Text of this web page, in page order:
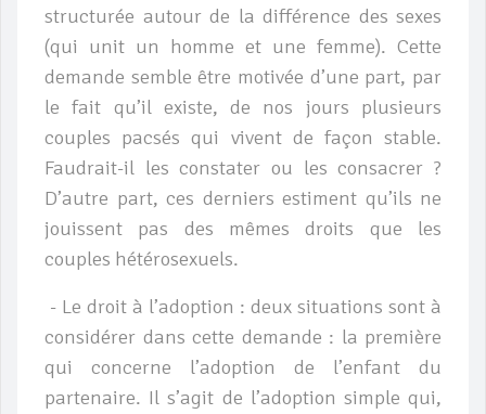
structurée autour de la différence des sexes
(qui unit un homme et une femme). Cette
demande semble être motivée d’une part, par
le fait qu’il existe, de nos jours plusieurs
couples pacsés qui vivent de façon stable.
Faudrait-il les constater ou les consacrer ?
D’autre part, ces derniers estiment qu’ils ne
jouissent pas des mêmes droits que les
couples hétérosexuels.
- Le droit à l’adoption : deux situations sont à
considérer dans cette demande : la première
qui concerne l’adoption de l’enfant du
partenaire. Il s’agit de l’adoption simple qui,